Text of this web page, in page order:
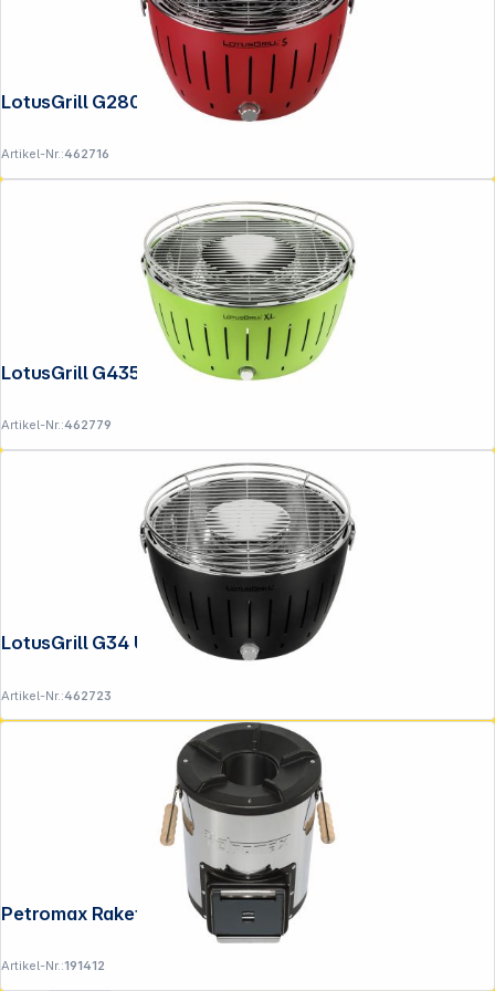
LotusGrill G280 U Rot
Artikel-Nr.:462716
LotusGrill G435 U Gruen
Artikel-Nr.:462779
LotusGrill G34 U Anthrazit
Artikel-Nr.:462723
Petromax Raketenofen rf33
Artikel-Nr.:191412
Copyright © 2001 - 2026 DGH - Alle Rechte vorbehalten.